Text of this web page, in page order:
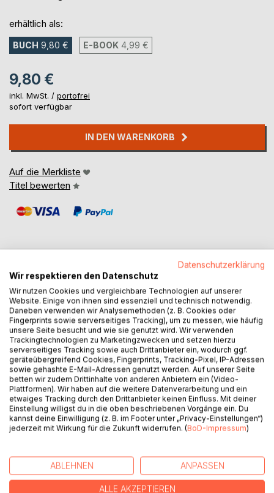
erhältlich als:
BUCH 9,80 € E-BOOK 4,99 €
9,80 €
inkl. MwSt. / portofrei
sofort verfügbar
IN DEN WARENKORB
Auf die Merkliste
Titel bewerten
BESCHREIBUNG
Beim Familienurlaub in Frankreich drängt die impulsive
Charlotte darauf, sich dauerhaft in Frankreich
niederzulassen. Ihr Mann Thomas ist deutlich besonnener
als sie; trotz allerhand Bedenken lässt er sich aber von der
Begeisterung anstecken. Die beiden beginnen mit der
Suche nach einem Standort im Périgord, besonders
Charlotte treibt die Auswanderpläne voran. Nicht immer im
Einklang mit Thomas. Und was sagen die Kinder, der
sechsjährige Anton und die zwölfjährige Emily? Konflikte
sind vorprogrammiert, äußere und innere Widerstände
Familie sich dauerhaft ein neues Zuhause im Ausland
schaffen oder doch im schönen Wiesbaden bleiben?
Datenschutzerklärung
Wir respektieren den Datenschutz
Wir nutzen Cookies und vergleichbare Technologien auf unserer
Website. Einige von ihnen sind essenziell und technisch notwendig.
Daneben verwenden wir Analysemethoden (z. B. Cookies oder
Fingerprints sowie serverseitiges Tracking), um zu messen, wie häufig
unsere Seite besucht und wie sie genutzt wird. Wir verwenden
Trackingtechnologien zu Marketingzwecken und setzen hierzu
serverseitiges Tracking sowie auch Drittanbieter ein, wodurch ggf.
geräteübergreifend Cookies, Fingerprints, Tracking-Pixel, IP-Adressen
sowie gehashte E-Mail-Adressen genutzt werden. Auf unserer Seite
betten wir zudem Drittinhalte von anderen Anbietern ein (Video-
Plattformen). Wir haben auf die weitere Datenverarbeitung und ein
etwaiges Tracking durch den Drittanbieter keinen Einfluss. Mit deiner
Einstellung willigst du in die oben beschriebenen Vorgänge ein. Du
kannst deine Einwilligung (z. B. im Footer unter „Privacy-Einstellungen“)
jederzeit mit Wirkung für die Zukunft widerrufen. (BoD-Impressum)
ABLEHNEN ANPASSEN
ALLE AKZEPTIEREN